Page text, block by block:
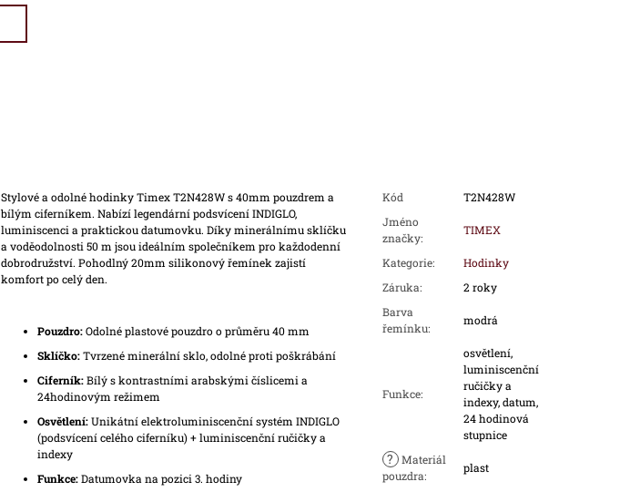
Stylové a odolné hodinky Timex T2N428W s 40mm pouzdrem a
bílým ciferníkem. Nabízí legendární podsvícení INDIGLO,
luminiscenci a praktickou datumovku. Díky minerálnímu sklíčku
a voděodolnosti 50 m jsou ideálním společníkem pro každodenní
dobrodružství. Pohodlný 20mm silikonový řemínek zajistí
komfort po celý den.
Pouzdro:Odolné plastové pouzdro o průměru 40 mm
Sklíčko:Tvrzené minerální sklo, odolné proti poškrábání
Ciferník:Bílý s kontrastními arabskými číslicemi a
24hodinovým režimem
Osvětlení:Unikátní elektroluminiscenční systém INDIGLO
(podsvícení celého ciferníku) + luminiscenční ručičky a
indexy
Funkce:Datumovka na pozici 3. hodiny
Kód
T2N428W
Jméno
značky:
TIMEX
Kategorie:
Hodinky
Záruka:
2 roky
Barva
řemínku:
modrá
Funkce:
osvětlení,
luminiscenční
ručičky a
indexy, datum,
24 hodinová
stupnice
? Materiál
pouzdra:
plast